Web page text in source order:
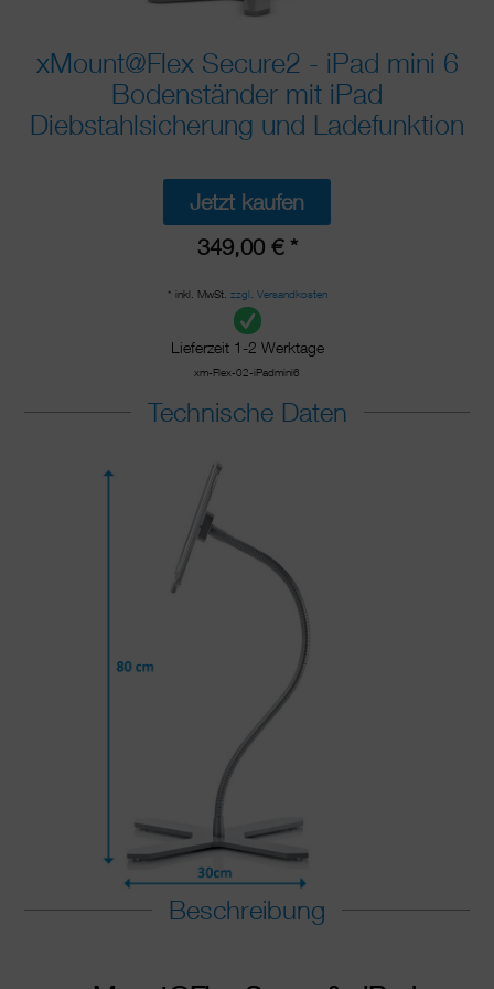
xMount@Flex Secure2 - iPad mini 6
Bodenständer mit iPad
Diebstahlsicherung und Ladefunktion
Jetzt kaufen
349,00 € *
* inkl. MwSt. zzgl. Versandkosten
Lieferzeit 1-2 Werktage
xm-Flex-02-iPadmini6
Technische Daten
Beschreibung